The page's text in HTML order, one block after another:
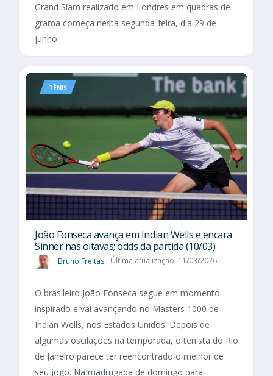
Grand Slam realizado em Londres em quadras de
grama começa nesta segunda-feira, dia 29 de
junho.
TÊNIS
João Fonseca avança em Indian Wells e encara
Sinner nas oitavas; odds da partida (10/03)
Bruno Freitas Última atualização: 11/03/2026
O brasileiro João Fonseca segue em momento
inspirado e vai avançando no Masters 1000 de
Indian Wells, nos Estados Unidos. Depois de
algumas oscilações na temporada, o tenista do Rio
de Janeiro parece ter reencontrado o melhor de
seu jogo. Na madrugada de domingo para